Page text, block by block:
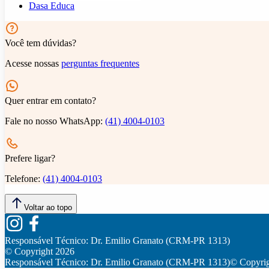
Dasa Educa
Você tem dúvidas?
Acesse nossas perguntas frequentes
Quer entrar em contato?
Fale no nosso WhatsApp: (41) 4004-0103
Prefere ligar?
Telefone: (41) 4004-0103
Voltar ao topo
Responsável Técnico: Dr. Emilio Granato (CRM-PR 1313)
© Copyright 2026
Responsável Técnico: Dr. Emilio Granato (CRM-PR 1313)©